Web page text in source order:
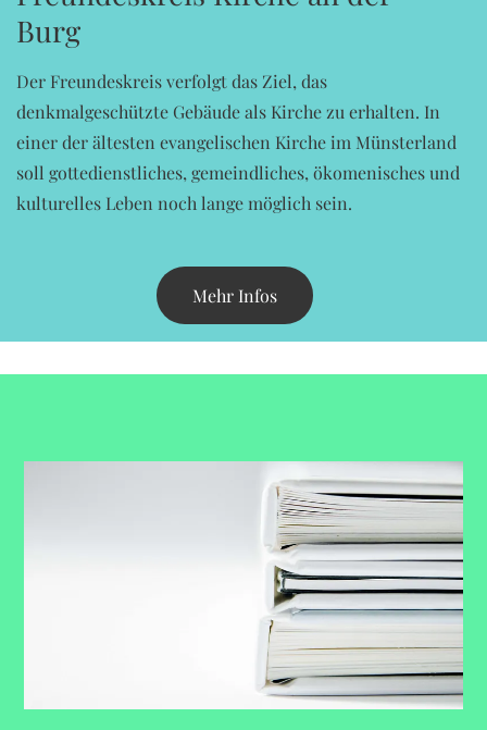
Burg
Der Freundeskreis verfolgt das Ziel, das
denkmalgeschützte Gebäude als Kirche zu erhalten. In
einer der ältesten evangelischen Kirche im Münsterland
soll gottedienstliches, gemeindliches, ökomenisches und
kulturelles Leben noch lange möglich sein.
Mehr Infos